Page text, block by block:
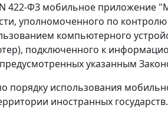
N 422-ФЗ мобильное приложение
уполномоченного по
компьютерного
подключенного к
указанным
порядку использования
иностранных государств.